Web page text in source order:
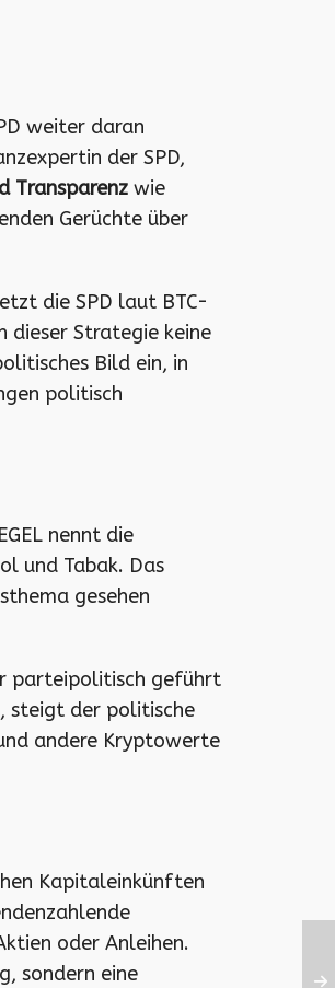
weiter daran
der SPD,
Transparenz wie
Gerüchte über
die SPD laut BTC-
dieser Strategie keine
Bild ein, in
politisch
nennt die
und Tabak. Das
gesehen
parteipolitisch geführt
steigt der politische
andere Kryptowerte
Kapitaleinkünften
oder Anleihen.
sondern eine